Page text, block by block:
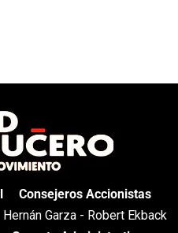
Consejeros Accionistas
Hernán Garza - Robert Ekback